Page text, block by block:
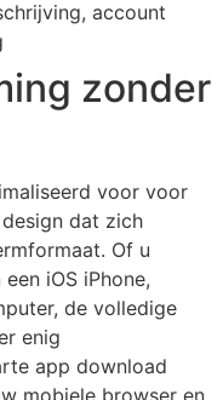
account
zonder
voor voor
dat zich
Of u
iOS iPhone,
de volledige
enig
app download